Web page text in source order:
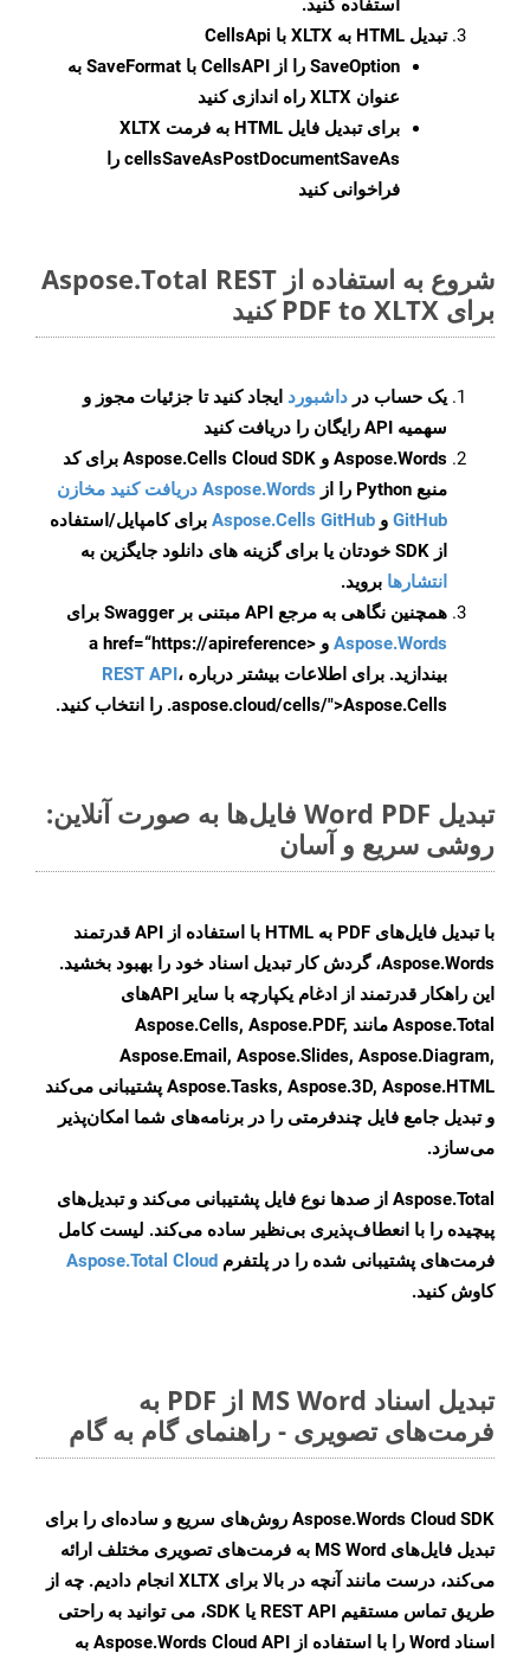
استفاده کنید.
تبدیل HTML به XLTX با CellsApi
SaveOption
را از CellsAPI با SaveFormat به
عنوان XLTX راه اندازی کنید
برای تبدیل فایل HTML به فرمت
XLTX
cellsSaveAsPostDocumentSaveAs را
فراخوانی کنید
شروع به استفاده از Aspose.Total REST
برای PDF to XLTX کنید
یک حساب در داشبورد ایجاد کنید تا جزئیات مجوز و
سهمیه API رایگان را دریافت کنید
Aspose.Words و Aspose.Cells Cloud SDK برای کد
منبع Python را از
Aspose.Words دریافت کنید مخازن
GitHub و Aspose.Cells GitHub برای کامپایل/استفاده
از SDK خودتان یا برای گزینه های دانلود جایگزین به
انتشارها بروید.
همچنین نگاهی به مرجع API مبتنی بر Swagger برای
Aspose.Words
و <a href=“https://apireference
بیندازید. برای اطلاعات بیشتر درباره REST API،
.aspose.cloud/cells/">Aspose.Cells را انتخاب کنید.
تبدیل Word PDF فایل‌ها به صورت آنلاین:
روشی سریع و آسان
با تبدیل فایل‌های PDF به HTML با استفاده از API قدرتمند
Aspose.Words، گردش کار تبدیل اسناد خود را بهبود بخشید.
این راهکار قدرتمند از ادغام یکپارچه با سایر APIهای
Aspose.Total مانند Aspose.Cells, Aspose.PDF,
Aspose.Email, Aspose.Slides, Aspose.Diagram,
Aspose.Tasks, Aspose.3D, Aspose.HTML پشتیبانی می‌کند
و تبدیل جامع فایل چندفرمتی را در برنامه‌های شما امکان‌پذیر
می‌سازد.
Aspose.Total از صدها نوع فایل پشتیبانی می‌کند و تبدیل‌های
پیچیده را با انعطاف‌پذیری بی‌نظیر ساده می‌کند. لیست کامل
فرمت‌های پشتیبانی شده را در پلتفرم Aspose.Total Cloud
کاوش کنید.
تبدیل اسناد MS Word از PDF به
فرمت‌های تصویری - راهنمای گام به گام
Aspose.Words Cloud SDK روش‌های سریع و ساده‌ای را برای
تبدیل فایل‌های MS Word به فرمت‌های تصویری مختلف ارائه
می‌کند، درست مانند آنچه در بالا برای XLTX انجام دادیم. چه از
طریق تماس مستقیم REST API یا SDK، می توانید به راحتی
اسناد Word را با استفاده از Aspose.Words Cloud API به